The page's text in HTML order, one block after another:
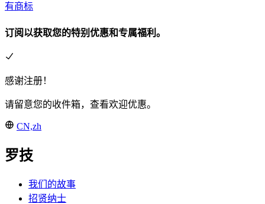
有商标
订阅以获取您的特别优惠和专属福利。
感谢注册！
请留意您的收件箱，查看欢迎优惠。
CN,zh
罗技
我们的故事
招贤纳士